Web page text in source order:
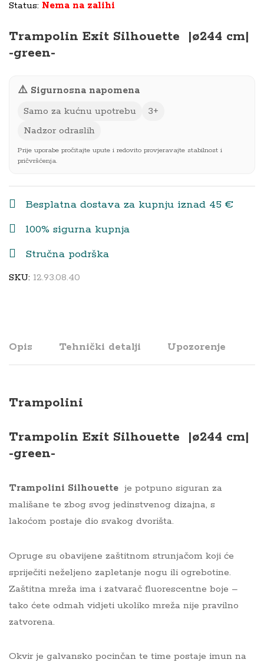
Status: Nema na zalihi
Trampolin Exit Silhouette |ø244 cm|
-green-
⚠️ Sigurnosna napomena
Samo za kućnu upotrebu
3+
Nadzor odraslih
Prije uporabe pročitajte upute i redovito provjeravajte stabilnost i
pričvršćenja.
Besplatna dostava za kupnju iznad 45 €
100% sigurna kupnja
Stručna podrška
SKU: 12.93.08.40
Opis Tehnički detalji Upozorenje
Trampolini
Trampolin Exit Silhouette |ø244 cm|
-green-
Trampolini Silhouette je potpuno siguran za
mališane te zbog svog jedinstvenog dizajna, s
lakoćom postaje dio svakog dvorišta.
Opruge su obavijene zaštitnom strunjačom koji će
spriječiti neželjeno zapletanje nogu ili ogrebotine.
Zaštitna mreža ima i zatvarač fluorescentne boje –
tako ćete odmah vidjeti ukoliko mreža nije pravilno
zatvorena.
Okvir je galvansko pocinčan te time postaje imun na